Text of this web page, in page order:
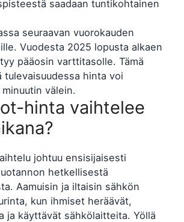
saadaan tuntikohtainen
seuraavan vuorokauden
Vuodesta 2025 lopusta alkaen
pääosin varttitasolle. Tämä
hinta voi
välein.
hinta vaihtelee
johtuu ensisijaisesti
hetkellisestä
Aamuisin ja iltaisin sähkön
kun ihmiset heräävät,
ja käyttävät sähkölaitteita. Yöllä